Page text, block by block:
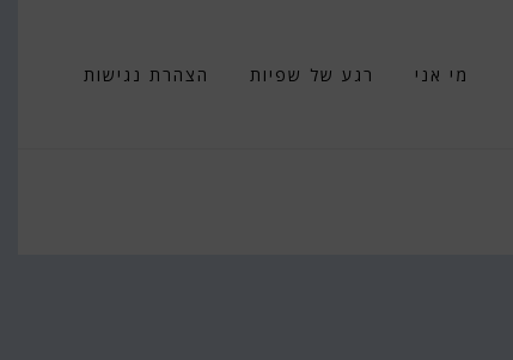
מי אני רגע של שפיות הצהרת נגישות